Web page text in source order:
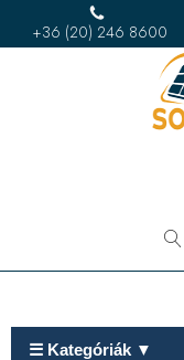
+36 (20) 246 8600
☰ Kategóriák ▼